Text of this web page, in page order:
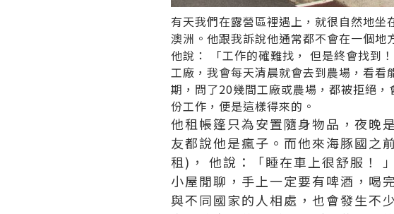
有天我們在露營區裡遇上，就很自然地
澳洲。他跟我訴說他通常都不會在一個地
他說： 「工作的確難找， 但是終會找到
工廠，我會每天清晨就會去到農場，看
期，問了20幾間工廠或農場，都被拒絕
份工作，便是這樣得來的。
他租帳篷只為安置隨身物品，夜晚
友都說他是瘋子。而他來海豚國之
租)， 他說：「睡在車上很舒服！
小屋閒聊，手上一定要有啤酒，喝
與不同國家的人相處，也會發生不